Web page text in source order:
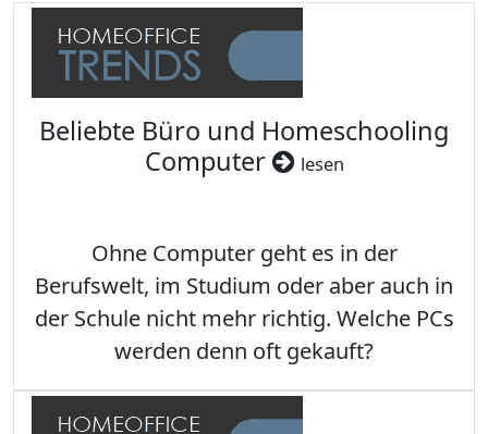
Beliebte Büro und Homeschooling
Computer
lesen
Ohne Computer geht es in der
Berufswelt, im Studium oder aber auch in
der Schule nicht mehr richtig. Welche PCs
werden denn oft gekauft?